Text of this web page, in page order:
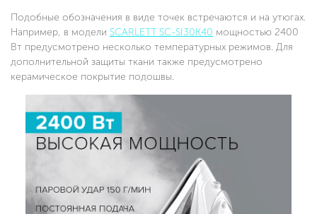
Подобные обозначения в виде точек встречаются и на утюгах.
Например, в модели SCARLETT SC-SI30K40 мощностью 2400
Вт предусмотрено несколько температурных режимов. Для
дополнительной защиты ткани также предусмотрено
керамическое покрытие подошвы.